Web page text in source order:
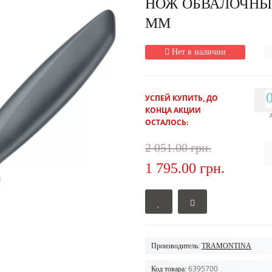
НОЖ ОБВАЛОЧНЫЙ
ММ
Нет в наличии
УСПЕЙ КУПИТЬ, ДО
КОНЦА АКЦИИ
ОСТАЛОСЬ:
9
9
0
0
2 051.00 грн.
1 795.00 грн.
Производитель: TRAMONTINA
Код товара: 6395700